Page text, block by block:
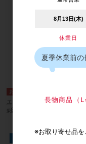
エイト 3Mドアバンパー 接着
8月13日(木)
休業日
夏季休業前
長物商品（
※お取り寄せ品